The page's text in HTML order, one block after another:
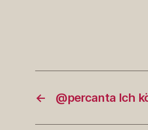
← @percanta Ich